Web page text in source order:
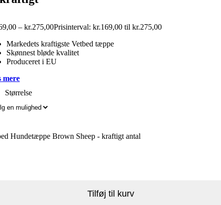
– kr.275,00Prisinterval: kr.169,00 til kr.275,00
Markedets kraftigste Vetbed tæppe
Skønnest bløde kvalitet
Produceret i EU
mere
Størrelse
Hundetæppe Brown Sheep - kraftigt antal
Tilføj til kurv